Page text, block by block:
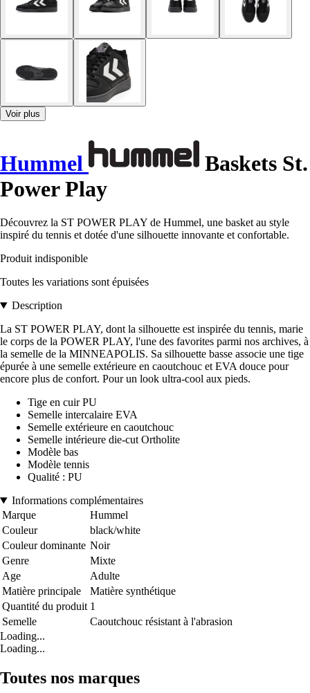
Voir plus
Hummel
Baskets St.
Power Play
Découvrez la ST POWER PLAY de Hummel, une basket au style
inspiré du tennis et dotée d'une silhouette innovante et confortable.
Produit indisponible
Toutes les variations sont épuisées
Description
La ST POWER PLAY, dont la silhouette est inspirée du tennis, marie
le corps de la POWER PLAY, l'une des favorites parmi nos archives, à
la semelle de la MINNEAPOLIS. Sa silhouette basse associe une tige
épurée à une semelle extérieure en caoutchouc et EVA douce pour
encore plus de confort. Pour un look ultra-cool aux pieds.
Tige en cuir PU
Semelle intercalaire EVA
Semelle extérieure en caoutchouc
Semelle intérieure die-cut Ortholite
Modèle bas
Modèle tennis
Qualité : PU
Informations complémentaires
Marque
Hummel
Couleur
black/white
Couleur dominante Noir
Genre
Mixte
Age
Adulte
Matière principale
Matière synthétique
Quantité du produit 1
Semelle
Caoutchouc résistant à l'abrasion
Loading...
Loading...
Toutes nos marques